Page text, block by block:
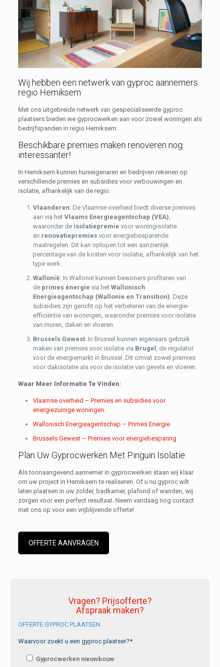
Wij hebben een netwerk van gyproc aannemers
regio Hemiksem
Met ons uitgebreide netwerk van gespecialiseerde gyproc
plaatsers bieden we gyprocwerken aan voor zowel woningen als
bedrijfspanden in regio Hemiksem.
Beschikbare premies maken renoveren nog
interessanter!
In Hemiksem kunnen huiseigenaren en bedrijven rekenen op
verschillende premies en subsidies voor verbouwingen en
isolatie, afhankelijk van de regio:
Vlaanderen: De Vlaamse overheid biedt diverse premies
aan via het Vlaams Energieagentschap (VEA)
waaronder de isolatiepremie voor woningisolatie
en renovatiepremiesvoor energiebesparende
maatregelen. Dit kan oplopen tot een aanzienlijk
percentage van de kosten voor isolatie, afhankelijk van het
type werk.
Wallonië: In Wallonië kunnen bewoners profiteren van
de primes énergie via het Wallonisch
Energieagentschap (Wallonie en Transition) . Deze
subsidies zijn gericht op het verbeteren van de energie-
efficiëntie van woningen, waaronder premies voor isolatie
van muren, daken en vloeren.
Brussels Gewest: In Brussel kunnen eigenaars gebruik
maken van premies voor isolatie via Brugel
, de regulator
voor de energiemarkt in Brussel. Dit omvat zowel premies
voor dakisolatie als voor de isolatie van gevels en vloeren.
Waar Meer Informatie Te Vinden:
Vlaamse overheid – Premies en subsidies voor
energiezuinige woningen
Wallonisch Energieagentschap – Primes Energie
Brussels Gewest – Premies voor energiebesparing
Plan Uw Gyprocwerken Met Pinguin Isolatie
Als toonaangevend aannemer in gyprocwerken staan wij klaar
om uw project in Hemiksem te realiseren. Of u nu gyproc wilt
laten plaatsen in uw zolder, badkamer, plafond of wanden, wij
zorgen voor een perfect resultaat. Neem vandaag nog contact
met ons op voor een vrijblijvende offerte!
OFFERTE AANVRAGEN
Vragen? Prijsofferte?
Afspraak maken?
OFFERTE GYPROC PLAATSEN
Waarvoor zoekt u een gyproc plaatser?*
Gyprocwerken nieuwbouw